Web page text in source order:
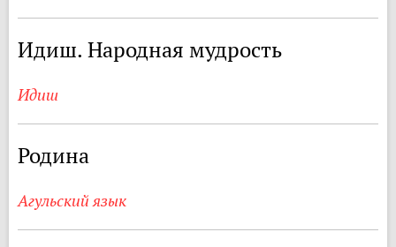
Идиш. Народная мудрость
Идиш
Родина
Агульский язык